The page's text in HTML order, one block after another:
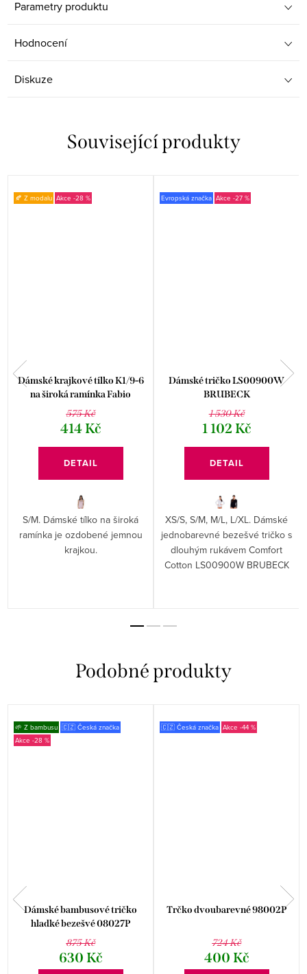
Parametry produktu
Hodnocení
Diskuze
Související produkty
🍂 Z modalu -28 %
Dámské krajkové tílko K1/9-6
na široká ramínka Fabio
575 Kč
414 Kč
DETAIL
S/M. Dámské tílko na široká
ramínka je ozdobené jemnou
krajkou.
Evropská značka -27 %
Dámské tričko LS00900W
BRUBECK
1 530 Kč
1 102 Kč
DETAIL
XS/S, S/M, M/L, L/XL. Dámské
jednobarevné bezešvé tričko s
dlouhým rukávem Comfort
Cotton LS00900W BRUBECK
🌱 Z bambusu 🇨🇿 Česká značka
-28 %
Dámské bambusové tričko
hladké bezešvé 08027P
875 Kč
630 Kč
🇨🇿 Česká značka -44 %
Trčko dvoubarevné 98002P
724 Kč
400 Kč